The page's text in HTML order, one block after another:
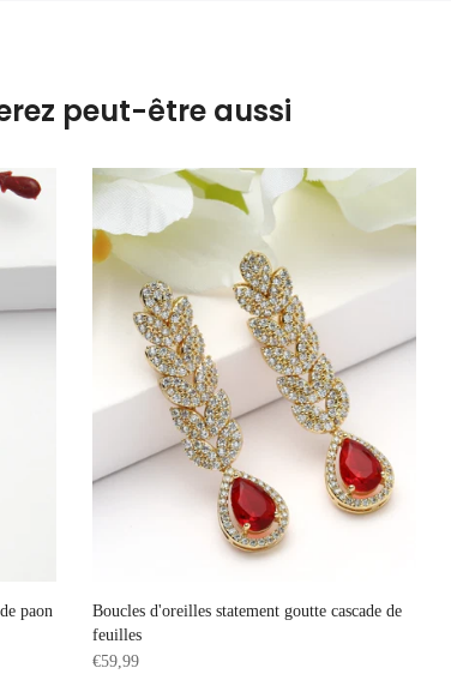
peut-être aussi
paon
Boucles d'oreilles statement goutte cascade de
feuilles
€59,99